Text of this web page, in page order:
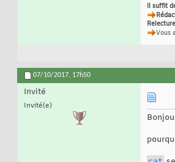
Il suffit
Vous
07/10/2017, 17h50
Invité
Invité(e)